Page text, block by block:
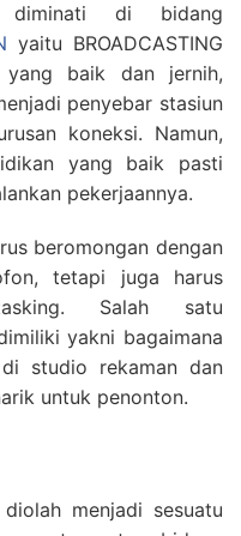
di bidang
yaitu BROADCASTING
baik dan jernih,
penyebar stasiun
koneksi. Namun,
yang baik pasti
pekerjaannya.
beromongan dengan
tetapi juga harus
Salah satu
yakni bagaimana
studio rekaman dan
untuk penonton.
menjadi sesuatu